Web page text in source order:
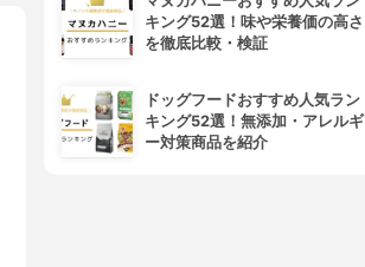
キング52選！味や栄養価の高さ
を徹底比較・検証
ドッグフードおすすめ人気ラン
キング52選！無添加・アレルギ
ー対策商品を紹介